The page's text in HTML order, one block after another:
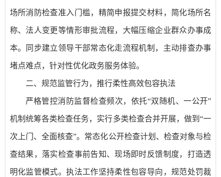
场所消防检查准入门槛，精简申报提交材料，简化场所名
称、法人变更等情形审批流程，大幅压缩企业群众办事成
本。同步建立领导干部常态化走流程机制，主动排查办事
堵点难点，针对性优化政务服务体验。
二、规范监管行为，推行柔性高效包容执法
严格管控消防监督检查频次，依托“双随机、一公开”
机制统筹各类检查任务，实行多类检查合并开展，做到“一
次上门、全面核查”。常态化公开检查计划、检查对象与检
查结果，落实检查事前告知、现场即时反馈制度，打造透
明化监管模式。执法工作坚持柔性包容导向，规范处罚裁